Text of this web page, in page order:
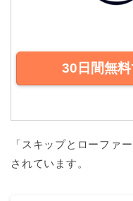
30日間無
「スキップとローファ
されています。